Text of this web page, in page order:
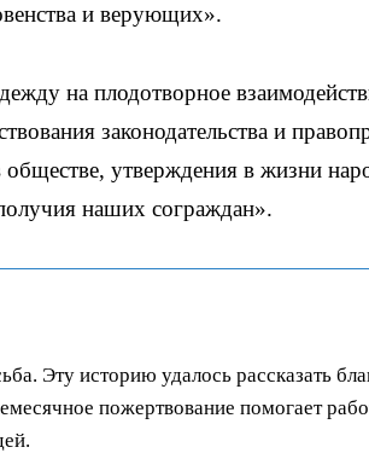
и верующих».
на плодотворное
законодательства и
обществе, утверждения в жизни
наших сограждан».
Эту историю удалось рассказать
пожертвование помогает